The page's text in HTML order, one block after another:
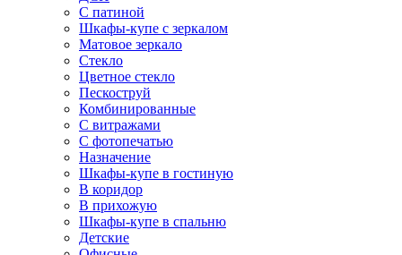
С патиной
Шкафы-купе с зеркалом
Матовое зеркало
Стекло
Цветное стекло
Пескоструй
Комбинированные
С витражами
С фотопечатью
Назначение
Шкафы-купе в гостиную
В коридор
В прихожую
Шкафы-купе в спальню
Детские